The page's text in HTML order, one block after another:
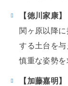
【徳川家康】
関ヶ原以降
する土台を
慎重な姿勢を
【加藤嘉明】